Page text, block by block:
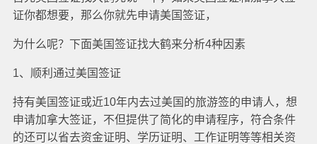
证你都想要，那么你就先申请美国签证，
为什么呢？下面美国签证找大鹤来分析4种因素
1、顺利通过美国签证
持有美国签证或近10年内去过美国的旅游签的申请人，想
申请加拿大签证，不但提供了简化的申请程序，符合条件
的还可以省去资金证明、学历证明、工作证明等等相关资